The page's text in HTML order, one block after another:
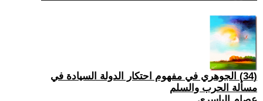
(34) الجوهري في مفهوم احتكار الدولة السيادة في
مسألة الحرب والسلم